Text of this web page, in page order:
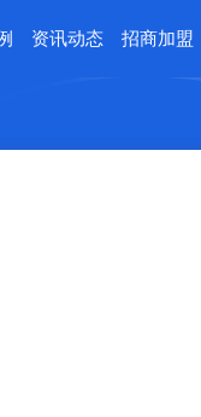
资讯动态 招商加盟